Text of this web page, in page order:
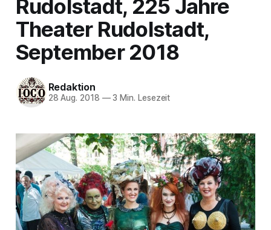
Rudolstadt, 225 Jahre
Theater Rudolstadt,
September 2018
Redaktion
28 Aug. 2018 —3 Min. Lesezeit